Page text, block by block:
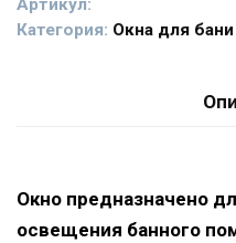
липа,
Артикул:
Категория: Окна для бани
Окно предназначено
освещения банного